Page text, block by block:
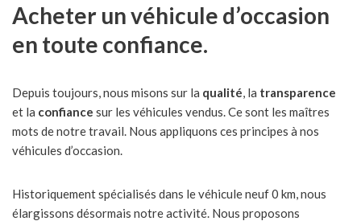
Acheter un véhicule d’occasion
en toute confiance.
Depuis toujours, nous misons sur la qualité, la transparence
et la confiance sur les véhicules vendus. Ce sont les maîtres
mots de notre travail. Nous appliquons ces principes à nos
véhicules d’occasion.
Historiquement spécialisés dans le véhicule neuf 0 km, nous
élargissons désormais notre activité. Nous proposons